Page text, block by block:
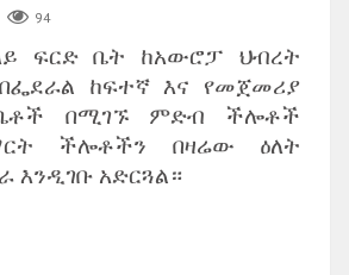
94
ፍርድ ቤት ከአውሮፓ ህብረት
ከፍተኛ እና የመጀመሪያ
በሚገኙ ምድብ ችሎቶች
ችሎቶችን በዛሬው ዕለት
እንዲገቡ አድርጓል።